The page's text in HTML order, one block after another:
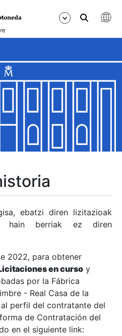
ebatzi diren lizitazioak
hain berriak ez diren
2022, para obtener
en curso y
por la Fábrica
- Real Casa de la
perfil del contratante del
de Contratación del
en el siguiente link: